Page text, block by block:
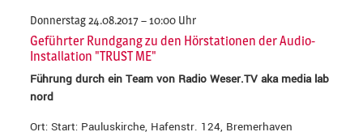
Donnerstag 24.08.2017 – 10:00 Uhr
Geführter Rundgang zu den Hörstationen der Audio-
Installation "TRUST ME"
Führung durch ein Team von Radio Weser.TV aka media lab
nord
Ort: Start: Pauluskirche, Hafenstr. 124, Bremerhaven